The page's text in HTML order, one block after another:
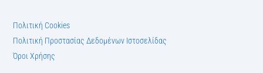
Πολιτική Cookies
Πολιτική Προστασίας Δεδομένων Ιστοσελίδας
Όροι Χρήσης